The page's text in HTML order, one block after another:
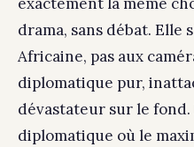
drama, sans débat. Elle
Africaine, pas aux
diplomatique pur,
dévastateur sur le fond.
diplomatique où le